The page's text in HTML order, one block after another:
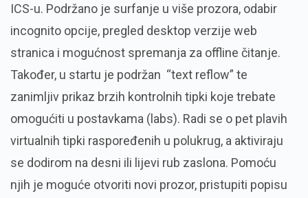
ICS-u. Podržano je surfanje u više prozora, odabir
incognito opcije, pregled desktop verzije web
stranica i mogućnost spremanja za offline čitanje.
Također, u startu je podržan “text reflow” te
zanimljiv prikaz brzih kontrolnih tipki koje trebate
omogućiti u postavkama (labs). Radi se o pet plavih
virtualnih tipki raspoređenih u polukrug, a aktiviraju
se dodirom na desni ili lijevi rub zaslona. Pomoću
njih je moguće otvoriti novi prozor, pristupiti popisu